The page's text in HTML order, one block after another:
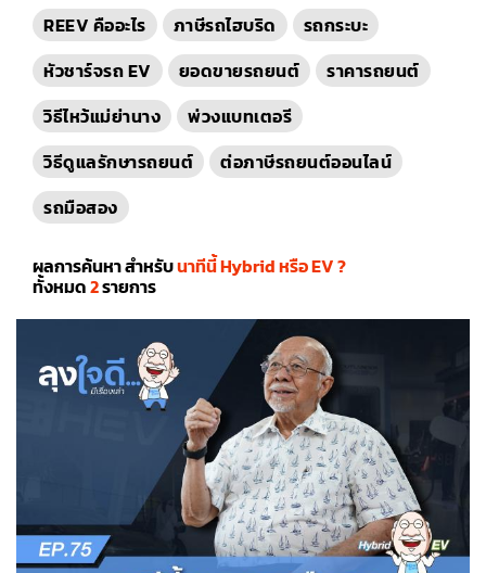
REEV คืออะไร
ภาษีรถไฮบริด
รถกระบะ
หัวชาร์จรถ EV
ยอดขายรถยนต์
ราคารถยนต์
วิธีไหว้แม่ย่านาง
พ่วงแบทเตอรี
วิธีดูแลรักษารถยนต์
ต่อภาษีรถยนต์ออนไลน์
รถมือสอง
ผลการค้นหา สำหรับนาทีนี้ Hybrid หรือ EV ?
ทั้งหมด2รายการ